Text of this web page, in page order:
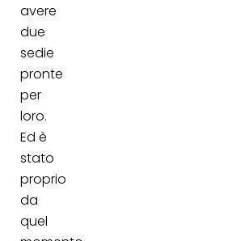
avere
due
sedie
pronte
per
loro.
Ed è
stato
proprio
da
quel